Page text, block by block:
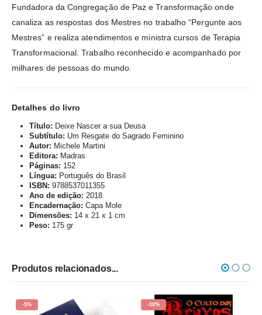
Fundadora da Congregação de Paz e Transformação onde
canaliza as respostas dos Mestres no trabalho “Pergunte aos
Mestres” e realiza atendimentos e ministra cursos de Terapia
Transformacional. Trabalho reconhecido e acompanhado por
milhares de pessoas do mundo.
Detalhes do livro
Título: Deixe Nascer a sua Deusa
Subtítulo: Um Resgate do Sagrado Feminino
Autor: Michele Martini
Editora: Madras
Páginas: 152
Língua: Português do Brasil
ISBN: 9788537011355
Ano de edição: 2018
Encadernação: Capa Mole
Dimensões: 14 x 21 x 1 cm
Peso: 175 gr
Produtos relacionados...
-10% -10%